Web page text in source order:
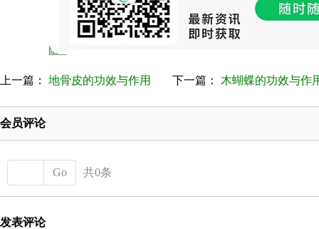
上一篇： 地骨皮的功效与作用 下一篇： 木蝴蝶的功效与作
会员评论
Go 共0条
发表评论